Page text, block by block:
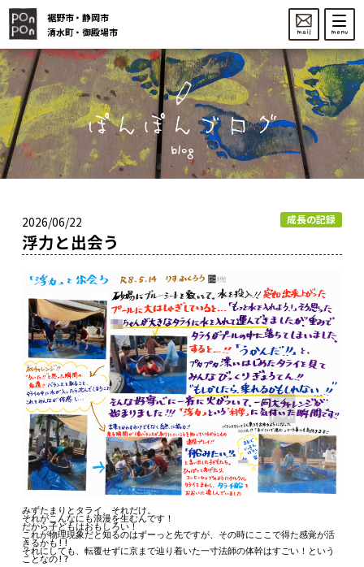
裾野市・静岡市
清水町・御殿場市
mail menu
blog
2026/06/22
浮力と出会う
成長の記録
みずたまりとタライ、それだけ。
それがこんなにも浪漫を生むんです！
だから子どもはおもしろい！
これが物理現象だと知るのはずーっと先ですが、その時にここで得た感覚が活
きるかも!!
それにしても、転覆せずに京まで辿り着いた一寸法師の体幹はすごい！という
ことなの!?